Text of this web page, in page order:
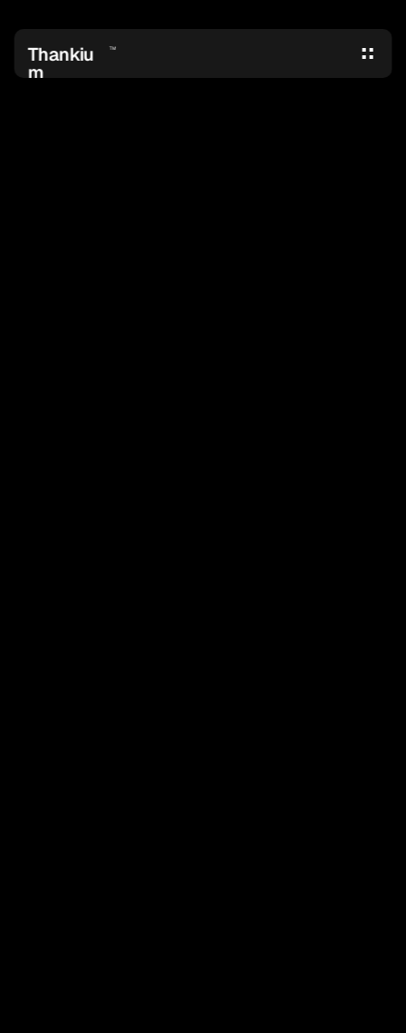
Thankiu
m
TM